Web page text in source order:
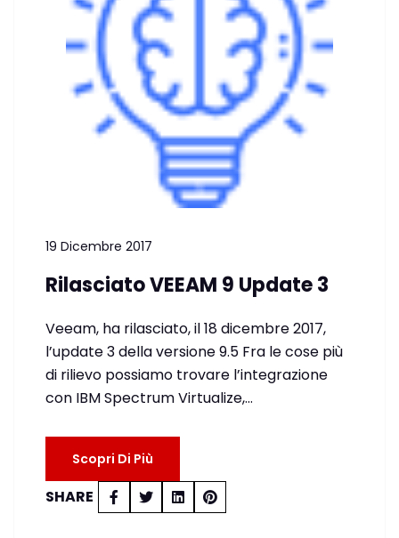
19 Dicembre 2017
Rilasciato VEEAM 9 Update 3
Veeam, ha rilasciato, il 18 dicembre 2017,
l’update 3 della versione 9.5 Fra le cose più
di rilievo possiamo trovare l’integrazione
con IBM Spectrum Virtualize,…
Scopri Di Più
SHARE